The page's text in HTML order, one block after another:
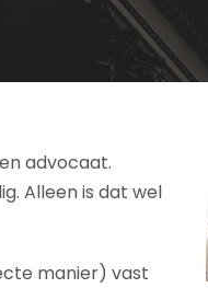
advocaat.
Alleen is dat wel
manier) vast